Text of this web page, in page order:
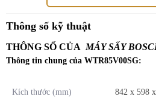
TÍNH NĂNG NỔI TRỘI
BOSCH WTR85V00SG
Auto Dry – Tự động sấy
Máy sấy Bosch WTR85V00SG với
Thông số kỹ thuật
THÔNG SỐ CỦAMÁY SẤY
Thông tin chung của WTR85V00SG:
Kích thước (mm) 842 x 598